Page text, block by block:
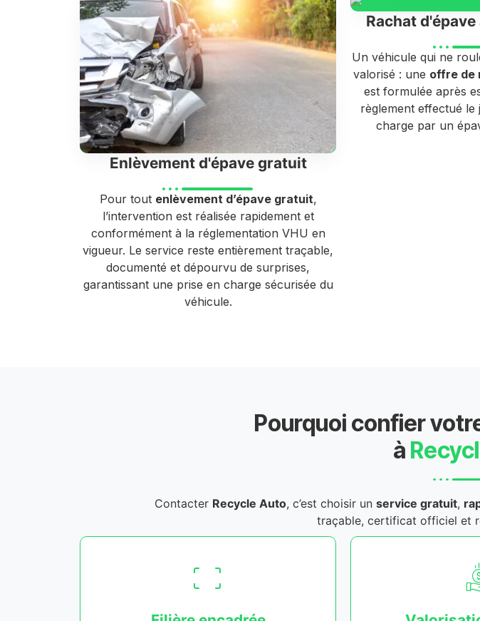
Enlèvement d'épave gratuit
Pour tout enlèvement d’épave gratuit,
l’intervention est réalisée rapidement et
conformément à la réglementation VHU en
vigueur. Le service reste entièrement traçable,
documenté et dépourvu de surprises,
garantissant une prise en charge sécurisée du
véhicule.
Rachat
Un véhicule qui ne
valorisé : une offre de
est formulée après
règlement effectué le
charge par un
Pourquoi confier
à
Contacter Recycle Auto, c’est choisir un service gratuit,
traçable, certificat officiel et